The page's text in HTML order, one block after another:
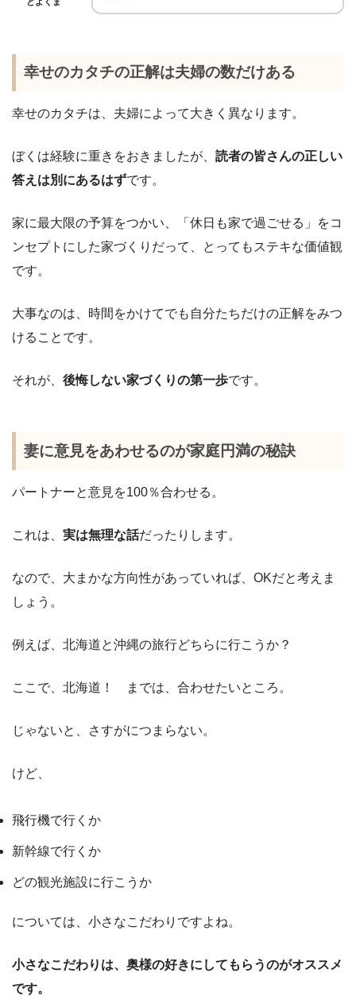
幸せのカタチの正解は夫婦の数だけある
幸せのカタチは、夫婦によって大きく異なります。
ぼくは経験に重きをおきましたが、 読者の皆さんの正しい
答えは別にあるはずです。
家に最大限の予算をつかい、「休日も家で過ごせる」をコ
ンセプトにした家づくりだって、とってもステキな価値観
です。
大事なのは、時間をかけてでも自分たちだけの正解をみつ
けることです。
それが、 後悔しない家づくりの第一歩です。
妻に意見をあわせるのが家庭円満の秘訣
パートナーと意見を100％合わせる。
これは、 実は無理な話だったりします。
なので、大まかな方向性があっていれば、OKだと考えま
しょう。
例えば、北海道と沖縄の旅行どちらに行こうか？
ここで、北海道！ までは、合わせたいところ。
じゃないと、さすがにつまらない。
けど、
飛行機で行くか
新幹線で行くか
どの観光施設に行こうか
については、小さなこだわりですよね。
小さなこだわりは、奥様の好きにしてもらうのがオススメ
です。